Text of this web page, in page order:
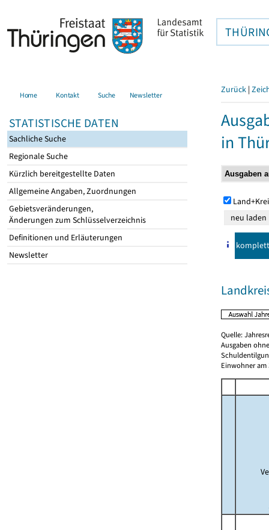
Home Kontakt Suche Newsletter
STATISTISCHE DATEN
Sachliche Suche
Regionale Suche
Kürzlich bereitgestellte Daten
Allgemeine Angaben, Zuordnungen
Gebietsveränderungen,
Änderungen zum Schlüsselverzeichnis
Definitionen und Erläuterungen
Newsletter
Zurück |
in
komplett
Quelle:
Ausgaben
Einwohner am